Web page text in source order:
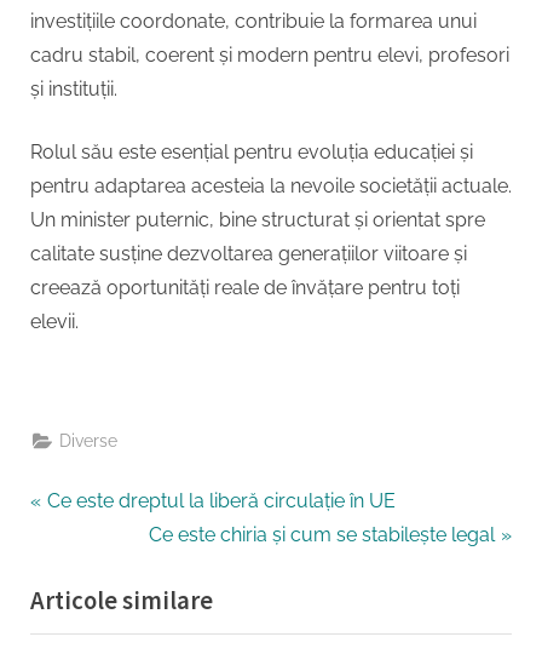
investițiile coordonate, contribuie la formarea unui
cadru stabil, coerent și modern pentru elevi, profesori
și instituții.
Rolul său este esențial pentru evoluția educației și
pentru adaptarea acesteia la nevoile societății actuale.
Un minister puternic, bine structurat și orientat spre
calitate susține dezvoltarea generațiilor viitoare și
creează oportunități reale de învățare pentru toți
elevii.
Diverse
Navigare
articole
P
v
i
Ce este dreptul la liberă circulație în UE
N
x
t
Ce este chiria și cum se stabilește legal
Articole similare